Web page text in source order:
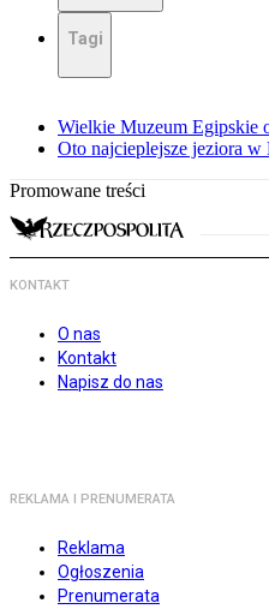
Tagi
Wielkie Muzeum Egipskie
Oto najcieplejsze jeziora w
Promowane treści
KONTAKT
O nas
Kontakt
Napisz do nas
REKLAMA I PRENUMERATA
Reklama
Ogłoszenia
Prenumerata